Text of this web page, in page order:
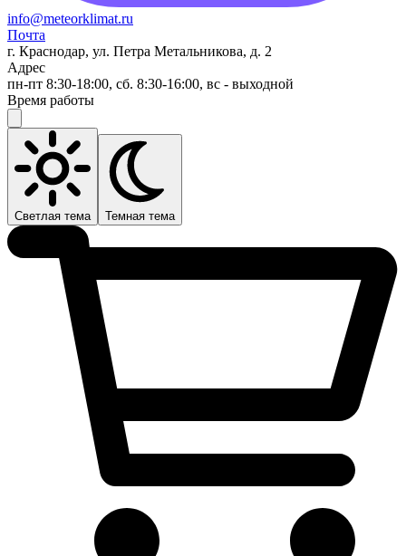
info@meteorklimat.ru
Почта
г. Краснодар, ул. Петра Метальникова, д. 2
Адрес
пн-пт 8:30-18:00, сб. 8:30-16:00, вс - выходной
Время работы
Светлая тема Темная тема